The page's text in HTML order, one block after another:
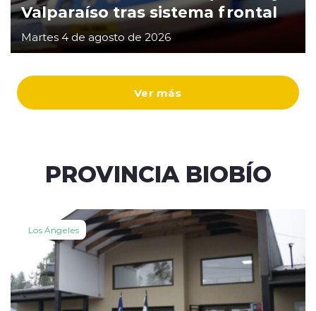
Ver más
Valparaíso tras sistema frontal
Martes 4 de agosto de 2026
PROVINCIA BIOBÍO
Los Ángeles